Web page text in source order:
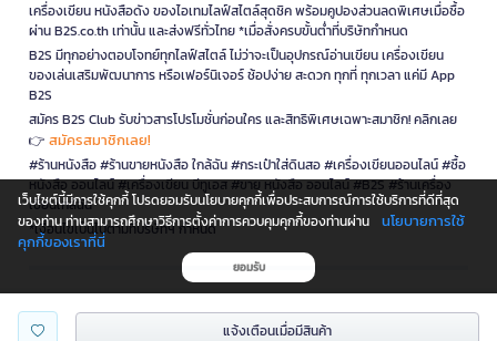
แจ้งเตือนเมื่อมีสินค้า
เครื่องเขียน หนังสือดัง ของไอเทมไลฟ์สไตล์สุดชิค พร้อมคูปองส่วนลดพิเศษเมื่อซื้อ
ผ่าน B2S.co.th เท่านั้น และส่งฟรีทั่วไทย *เมื่อสั่งครบขั้นต่ำที่บริษัทกำหนด
B2S มีทุกอย่างตอบโจทย์ทุกไลฟ์สไตล์ ไม่ว่าจะเป็นอุปกรณ์อ่านเขียน เครื่องเขียน
ของเล่นเสริมพัฒนาการ หรือเฟอร์นิเจอร์ ช้อปง่าย สะดวก ทุกที่ ทุกเวลา แค่มี App
B2S
สมัคร B2S Club รับข่าวสารโปรโมชั่นก่อนใคร และสิทธิพิเศษเฉพาะสมาชิก! คลิกเลย
👉 สมัครสมาชิกเลย!
#ร้านหนังสือ #ร้านขายหนังสือ ใกล้ฉัน #กระเป๋าใส่ดินสอ #เครื่องเขียนออนไลน์ #ซื้อ
หนังสือ ออนไลน์ #เครื่องเขียน บีทูเอส #ขาย หนังสือ ออนไลน์ #B2S #ร้านเครื่อง
เขียนใกล้ฉัน
*เงื่อนไขเป็นไปตามที่บริษัทฯ กำหนด
is a company operating under
เว็บไซต์นี้มีการใช้คุกกี้ โปรดยอมรับนโยบายคุกกี้เพื่อประสบการณ์การใช้บริการที่ดีที่สุด
ของท่าน ท่านสามารถศึกษาวิธีการตั้งค่าการควบคุมคุกกี้ของท่านผ่าน
นโยบายการใช้
คุกกี้ของเราที่นี่
ยอมรับ